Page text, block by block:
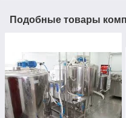
Подобные товары